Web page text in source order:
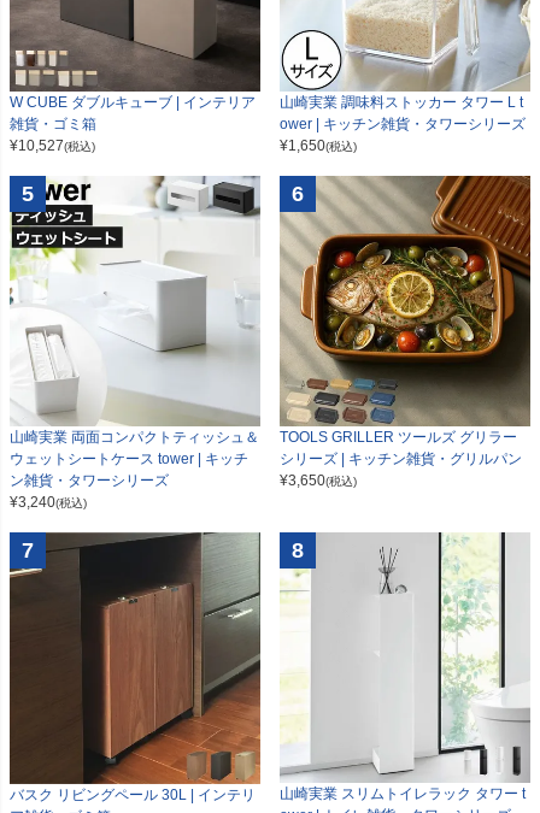
W CUBE ダブルキューブ | インテリア
雑貨・ゴミ箱
¥10,527(税込)
山崎実業 調味料ストッカー タワー L t
ower | キッチン雑貨・タワーシリーズ
¥1,650(税込)
5
山崎実業 両面コンパクトティッシュ＆
ウェットシートケース tower | キッチ
ン雑貨・タワーシリーズ
¥3,240(税込)
6
TOOLS GRILLER ツールズ グリラー
シリーズ | キッチン雑貨・グリルパン
¥3,650(税込)
7
バスク リビングペール 30L | インテリ
8
山崎実業 スリムトイレラック タワー t